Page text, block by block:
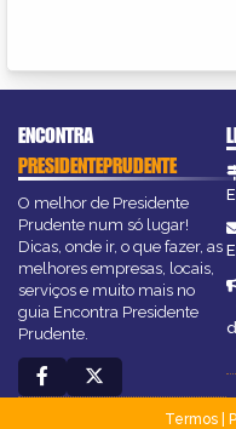
ENCONTRA
PRESIDENTEPRUDENTE
O melhor de Presidente
Prudente num só lugar!
Dicas, onde ir, o que fazer, as
melhores empresas, locais,
serviços e muito mais no
guia Encontra Presidente
Prudente.
Termos|